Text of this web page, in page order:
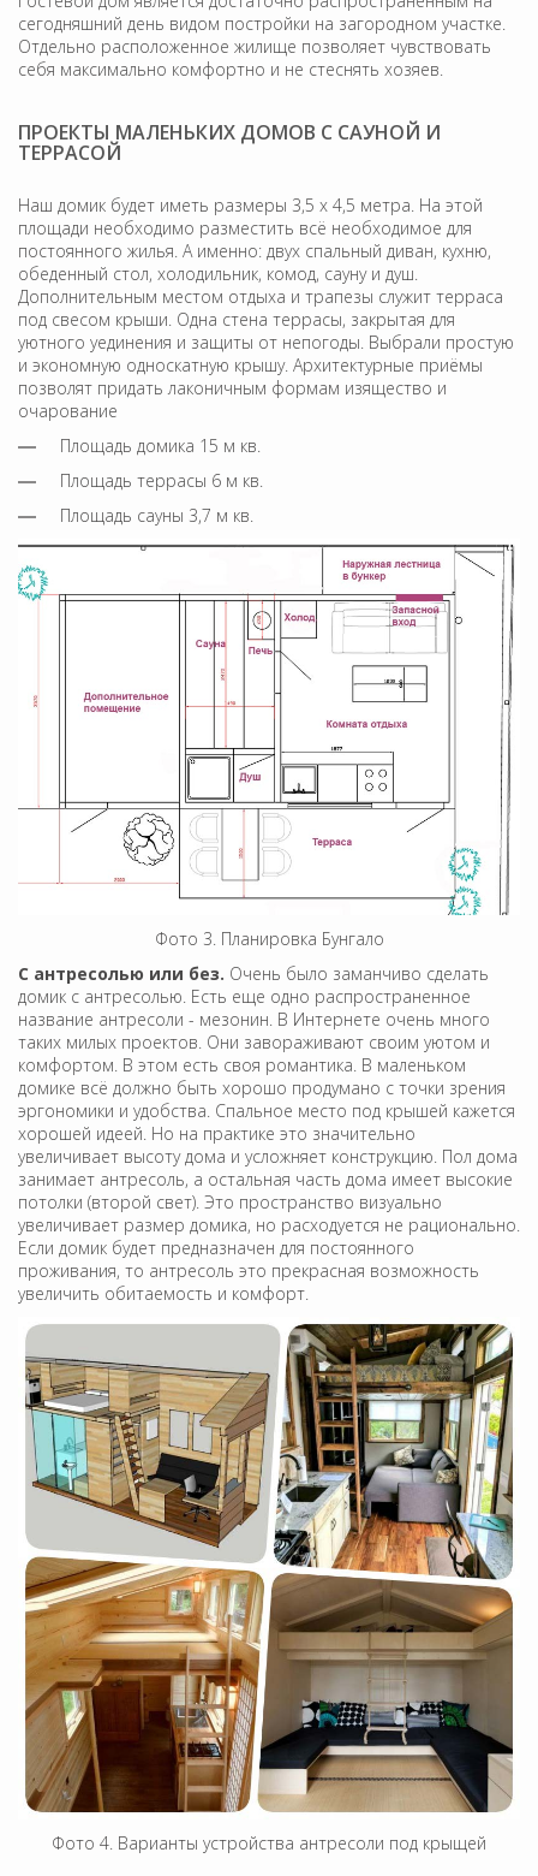
сегодняшний день видом постройки на загородном участке.
Отдельно расположенное жилище позволяет чувствовать
себя максимально комфортно и не стеснять хозяев.
ПРОЕКТЫ МАЛЕНЬКИХ ДОМОВ С САУНОЙ И
ТЕРРАСОЙ
Наш домик будет иметь размеры 3,5 х 4,5 метра. На этой
площади необходимо разместить всё необходимое для
постоянного жилья. А именно: двух спальный диван, кухню,
обеденный стол, холодильник, комод, сауну и душ.
Дополнительным местом отдыха и трапезы служит терраса
под свесом крыши. Одна стена террасы, закрытая для
уютного уединения и защиты от непогоды. Выбрали простую
и экономную односкатную крышу. Архитектурные приёмы
позволят придать лаконичным формам изящество и
очарование
Площадь домика 15 м кв.
Площадь террасы 6 м кв.
Площадь сауны 3,7 м кв.
Фото 3. Планировка Бунгало
С антресолью или без. Очень было заманчиво сделать
домик с антресолью. Есть еще одно распространенное
название антресоли - мезонин. В Интернете очень много
таких милых проектов. Они завораживают своим уютом и
комфортом. В этом есть своя романтика. В маленьком
домике всё должно быть хорошо продумано с точки зрения
эргономики и удобства. Спальное место под крышей кажется
хорошей идеей. Но на практике это значительно
увеличивает высоту дома и усложняет конструкцию. Пол дома
занимает антресоль, а остальная часть дома имеет высокие
потолки (второй свет). Это пространство визуально
увеличивает размер домика, но расходуется не рационально.
Если домик будет предназначен для постоянного
проживания, то антресоль это прекрасная возможность
увеличить обитаемость и комфорт.
Фото 4. Варианты устройства антресоли под крыщей